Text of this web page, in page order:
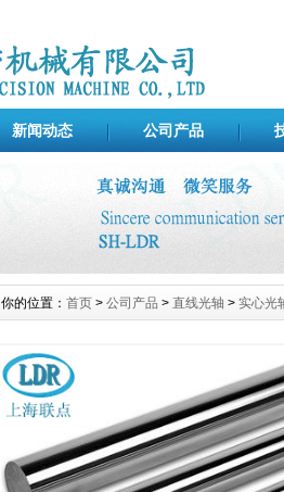
新闻动态 公司产品
你的位置： 首页 > 公司产品 > 直线光轴 > 实心光